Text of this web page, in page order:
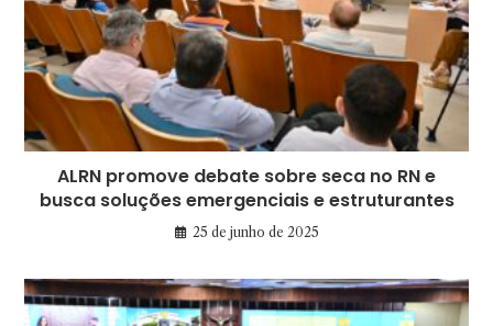
ALRN promove debate sobre seca no RN e
busca soluções emergenciais e estruturantes
25 de junho de 2025